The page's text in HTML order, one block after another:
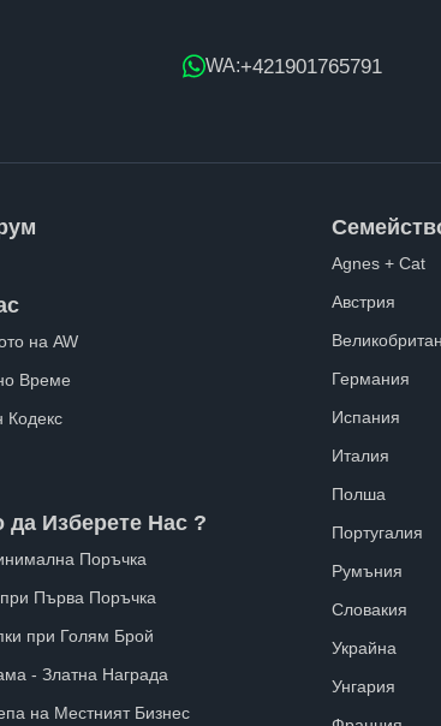
WA:+421901765791
на AW
Време
Кодекс
да Изберете Нас ?
Поръчка
Първа Поръчка
при Голям Брой
- Златна Награда
на Местният Бизнес
Agnes + Cat
Австрия
Германия
Испания
Италия
Полша
Португалия
Румъния
Словакия
Украйна
Унгария